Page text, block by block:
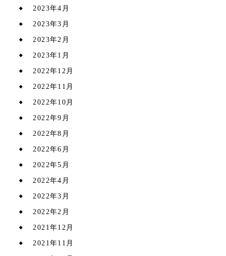
2023年4月
2023年3月
2023年2月
2023年1月
2022年12月
2022年11月
2022年10月
2022年9月
2022年8月
2022年6月
2022年5月
2022年4月
2022年3月
2022年2月
2021年12月
2021年11月